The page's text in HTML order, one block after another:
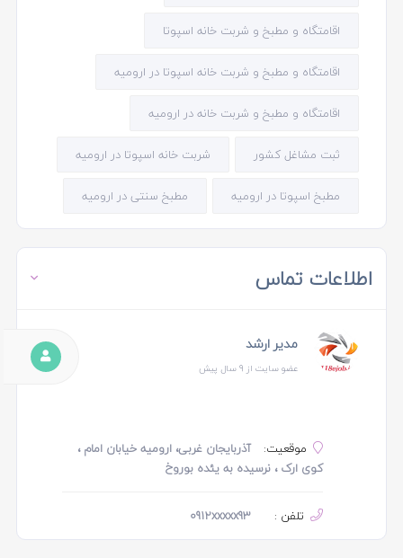
اقامتگاه و مطبخ و شربت خانه اسپوتا
اقامتگاه و مطبخ و شربت خانه اسپوتا در ارومیه
اقامتگاه و مطبخ و شربت خانه در ارومیه
ثبت مشاغل کشور شربت خانه اسپوتا در ارومیه
مطبخ اسپوتا در ارومیه مطبخ سنتی در ارومیه
اطلاعات تماس
مدیر ارشد
عضو سایت از 9 سال پیش
موقعیت:
آذربایجان غربی، ارومیه خیابان امام ،
کوی ارک ، نرسیده به یئده بوروخ
تلفن : 0912xxxxx93